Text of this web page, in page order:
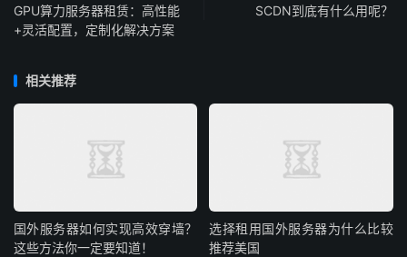
需重点考察五大维度：
1、机房等级与资质，直接决定网络稳定性与硬件可靠
性；
2、带宽资源与线路质量，确保满足业务传输与冗余需
3、技术运维能力，7×24小时响应与高效故障处理是关
键；
GPU算力服务器租赁：高性能
+灵活配置，定制化解决方案
SCDN到底有什么用呢？
相关推荐
国外服务器如何实现高效穿墙？
这些方法你一定要知道！
选择租用国外服务器为什么比较
推荐美国